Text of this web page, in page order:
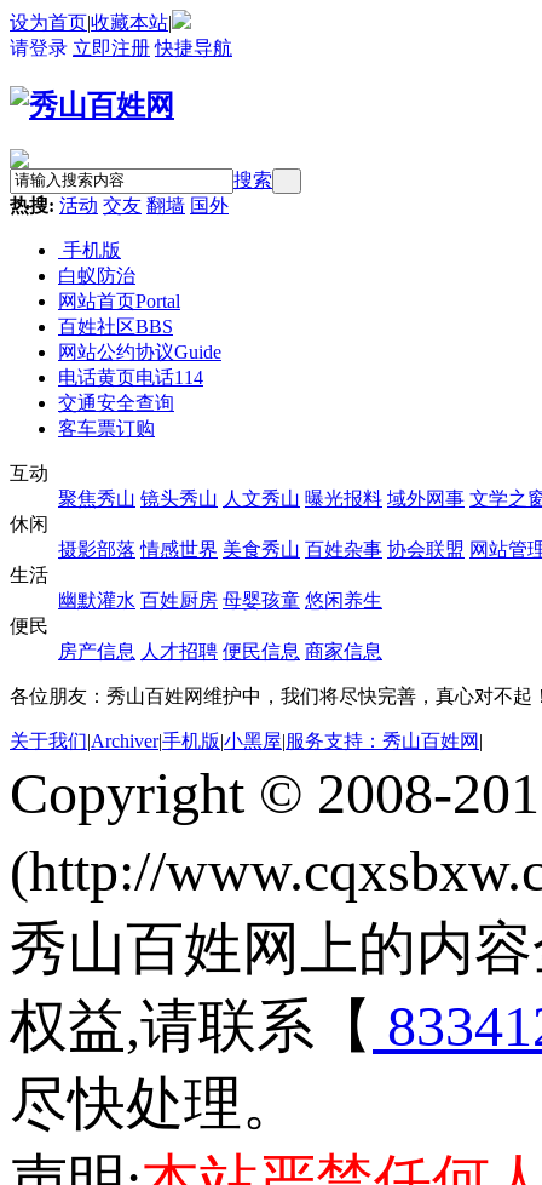
设为首页|收藏本站|
请登录 立即注册 快捷导航
搜索
热搜: 活动 交友 翻墙 国外
手机版
白蚁防治
网站首页Portal
百姓社区BBS
网站公约协议Guide
电话黄页电话114
交通安全查询
客车票订购
互动
聚焦秀山 镜头秀山 人文秀山 曝光报料 域外网事 文学之
休闲
摄影部落 情感世界 美食秀山 百姓杂事 协会联盟 网站管
生活
幽默灌水 百姓厨房 母婴孩童 悠闲养生
便民
房产信息 人才招聘 便民信息 商家信息
各位朋友：秀山百姓网维护中，我们将尽快完善，真心对不起
关于我们|Archiver|手机版|小黑屋|服务支持：秀山百姓网 |
Copyright © 2008-
(http://
秀山百姓网上的内
权益,请联系【
尽快处理。